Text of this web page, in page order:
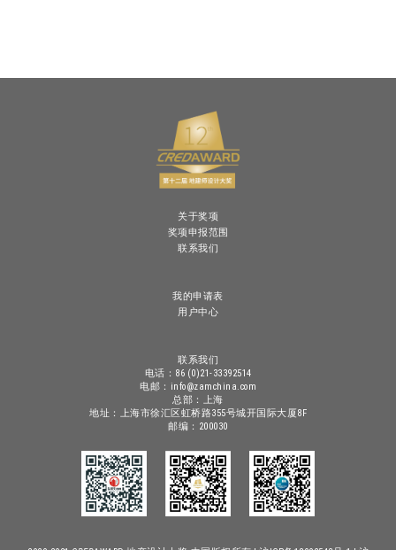
关于奖项
奖项申报范围
联系我们
我的申请表
用户中心
联系我们
电话：86 (0)21-33392514
电邮：info@zamchina.com
总部：上海
地址：上海市徐汇区虹桥路355号城开国际大厦8F
邮编：200030